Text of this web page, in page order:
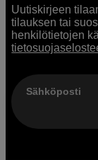
Uutiskirjeen
tilauksen tai
henkilötietojen
Sähköposti